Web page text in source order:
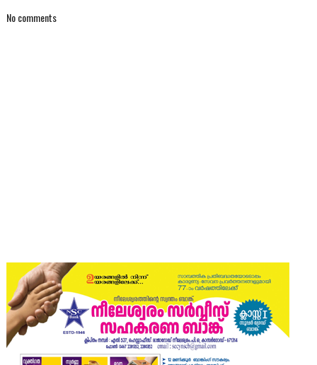
No comments